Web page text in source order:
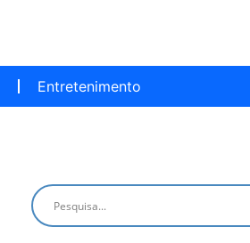
Entretenimento